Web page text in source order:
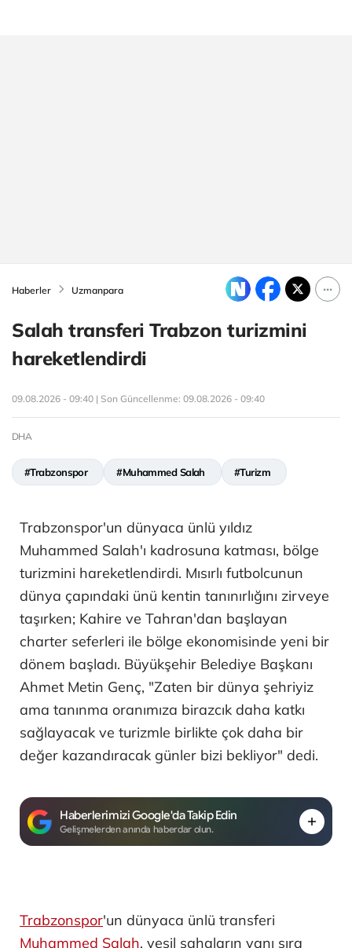
Haberler Uzmanpara
Salah transferi Trabzon turizmini
hareketlendirdi
09.08.2026 - 09:40 | Son Güncellenme: 09.08.2026 - 09:40
DHA
#Trabzonspor #Muhammed Salah #Turizm
Trabzonspor'un dünyaca ünlü yıldız
Muhammed Salah'ı kadrosuna katması, bölge
turizmini hareketlendirdi. Mısırlı futbolcunun
dünya çapındaki ünü kentin tanınırlığını zirveye
taşırken; Kahire ve Tahran'dan başlayan
charter seferleri ile bölge ekonomisinde yeni bir
dönem başladı. Büyükşehir Belediye Başkanı
Ahmet Metin Genç, "Zaten bir dünya şehriyiz
ama tanınma oranımıza birazcık daha katkı
sağlayacak ve turizmle birlikte çok daha bir
değer kazandıracak günler bizi bekliyor" dedi.
Haberlerimizi Google'da Takip Edin
Gelişmelerden anında haberdar olun.
Trabzonspor'un dünyaca ünlü transferi
Muhammed Salah, yeşil sahaların yanı sıra